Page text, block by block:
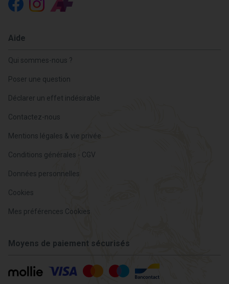
Aide
Qui sommes-nous ?
Poser une question
Déclarer un effet indésirable
Contactez-nous
Mentions légales & vie privée
Conditions générales - CGV
Données personnelles
Cookies
Mes préférences Cookies
Moyens de paiement sécurisés